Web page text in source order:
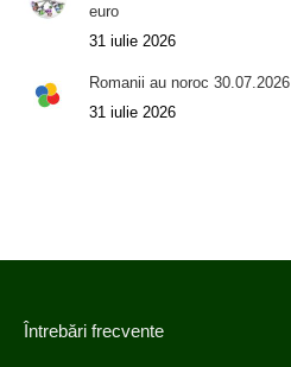
euro
31 iulie 2026
Romanii au noroc 30.07.2026
31 iulie 2026
Întrebări frecvente